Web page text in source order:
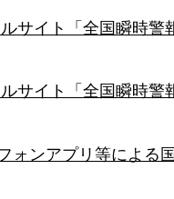
サイト「全国瞬時
サイト「全国瞬時
ォンアプリ等による